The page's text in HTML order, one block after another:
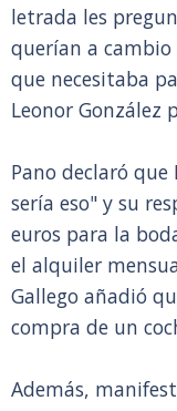
letrada les
querían a
que necesitaba
Leonor González
Pano declaró
sería eso" y su
euros para la
el alquiler
Gallego añadió
compra de un
Además,